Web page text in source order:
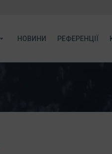
НОВИНИ РЕФЕРЕНЦІЇ